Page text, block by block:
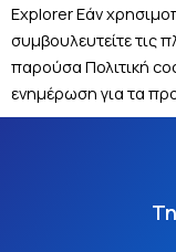
Explorer Εάν
συμβουλευτείτε τις
παρούσα Πολιτική
ενημέρωση για τα